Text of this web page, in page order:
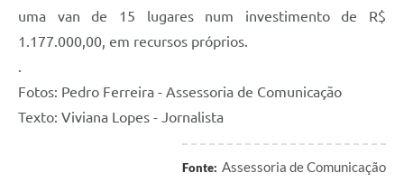
uma van de 15 lugares num investimento de R$
1.177.000,00, em recursos próprios.
Fotos: Pedro Ferreira - Assessoria de Comunicação
Texto: Viviana Lopes - Jornalista
Fonte: Assessoria de Comunicação